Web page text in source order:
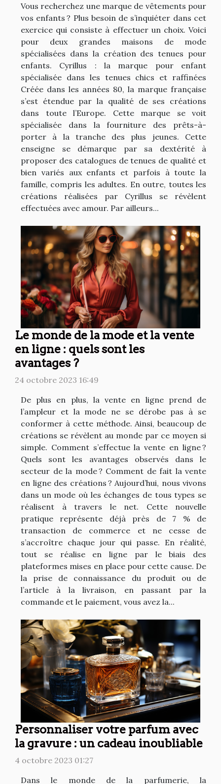
Vous recherchez une marque de vêtements pour
vos enfants ? Plus besoin de s’inquiéter dans cet
exercice qui consiste à effectuer un choix. Voici
pour deux grandes maisons de mode
spécialisées dans la création des tenues pour
enfants. Cyrillus : la marque pour enfant
spécialisée dans les tenues chics et raffinées
Créée dans les années 80, la marque française
s’est étendue par la qualité de ses créations
dans toute l’Europe. Cette marque se voit
spécialisée dans la fourniture des prêts-à-
porter à la tranche des plus jeunes. Cette
enseigne se démarque par sa dextérité à
proposer des catalogues de tenues de qualité et
bien variés aux enfants et parfois à toute la
famille, compris les adultes. En outre, toutes les
créations réalisées par Cyrillus se révèlent
effectuées avec amour. Par ailleurs...
Le monde de la mode et la vente
en ligne : quels sont les
avantages ?
24 octobre 2023 16:49
De plus en plus, la vente en ligne prend de
l’ampleur et la mode ne se dérobe pas à se
conformer à cette méthode. Ainsi, beaucoup de
créations se révèlent au monde par ce moyen si
simple. Comment s’effectue la vente en ligne ?
Quels sont les avantages observés dans le
secteur de la mode ? Comment de fait la vente
en ligne des créations ? Aujourd’hui, nous vivons
dans un mode où les échanges de tous types se
réalisent à travers le net. Cette nouvelle
pratique représente déjà près de 7 % de
transaction de commerce et ne cesse de
s’accroître chaque jour qui passe. En réalité,
tout se réalise en ligne par le biais des
plateformes mises en place pour cette cause. De
la prise de connaissance du produit ou de
l’article à la livraison, en passant par la
commande et le paiement, vous avez la...
Personnaliser votre parfum avec
la gravure : un cadeau inoubliable
4 octobre 2023 01:27
Dans le monde de la parfumerie, la